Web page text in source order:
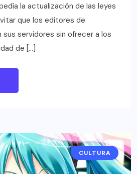
la actualización de las leyes
que los editores de
servidores sin ofrecer a los
de […]
CULTURA